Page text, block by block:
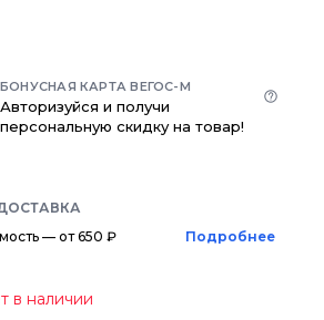
БОНУСНАЯ КАРТА ВЕГОС-М
Авторизуйся и получи
персональную скидку на товар!
— от 650 ₽
Подробнее
в наличии